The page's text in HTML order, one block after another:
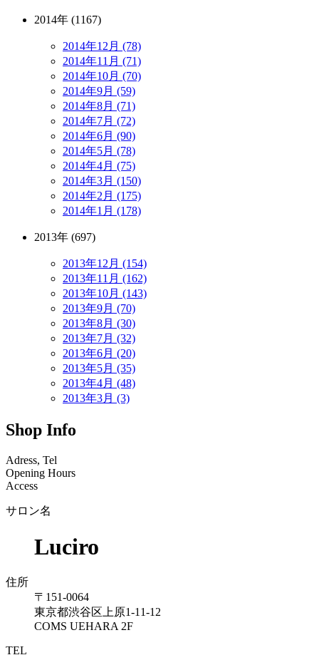
2014年 (1167)
2014年12月 (78)
2014年11月 (71)
2014年10月 (70)
2014年9月 (59)
2014年8月 (71)
2014年7月 (72)
2014年6月 (90)
2014年5月 (78)
2014年4月 (75)
2014年3月 (150)
2014年2月 (175)
2014年1月 (178)
2013年 (697)
2013年12月 (154)
2013年11月 (162)
2013年10月 (143)
2013年9月 (70)
2013年8月 (30)
2013年7月 (32)
2013年6月 (20)
2013年5月 (35)
2013年4月 (48)
2013年3月 (3)
Shop Info
Adress, Tel
Opening Hours
Access
サロン名
Luciro
住所
〒151-0064
東京都渋谷区上原1-11-12
COMS UEHARA 2F
TEL